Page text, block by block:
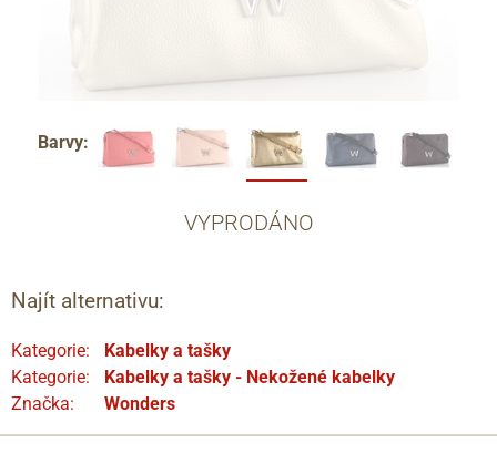
Barvy:
VYPRODÁNO
Najít alternativu:
Kategorie:
Kabelky a tašky
Kategorie:
Kabelky a tašky - Nekožené kabelky
Značka:
Wonders